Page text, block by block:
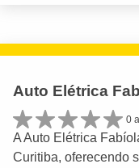
Auto Elétrica
0
A Auto Elétrica
Curitiba, oferecendo